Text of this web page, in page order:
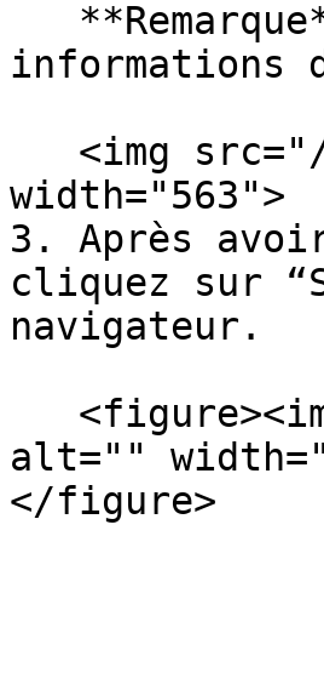
informations
width="563">
3. Après
cliquez sur
navigateur.
alt=""